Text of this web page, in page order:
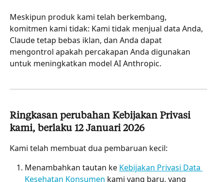
Meskipun produk kami telah berkembang,
komitmen kami tidak: Kami tidak menjual data Anda,
Claude tetap bebas iklan, dan Anda dapat
mengontrol apakah percakapan Anda digunakan
untuk meningkatkan model AI Anthropic.
Ringkasan perubahan Kebijakan Privasi
kami, berlaku 12 Januari 2026
Kami telah membuat dua pembaruan kecil:
Menambahkan tautan ke Kebijakan Privasi Data
Kesehatan Konsumen kami yang baru, yang